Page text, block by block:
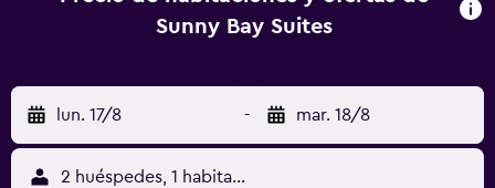
Sunny Bay Suites
lun. 17/8 - mar. 18/8
2 huéspedes, 1 habitación